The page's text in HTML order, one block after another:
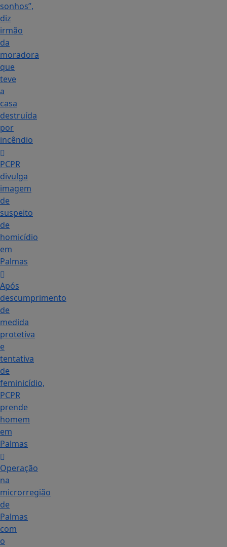
sonhos”,
diz
irmão
da
moradora
que
teve
a
casa
destruída
por
incêndio
PCPR
divulga
imagem
de
suspeito
de
homicídio
em
Palmas
Após
descumprimento
de
medida
protetiva
e
tentativa
de
feminicídio,
PCPR
prende
homem
em
Palmas
Operação
na
microrregião
de
Palmas
com
o